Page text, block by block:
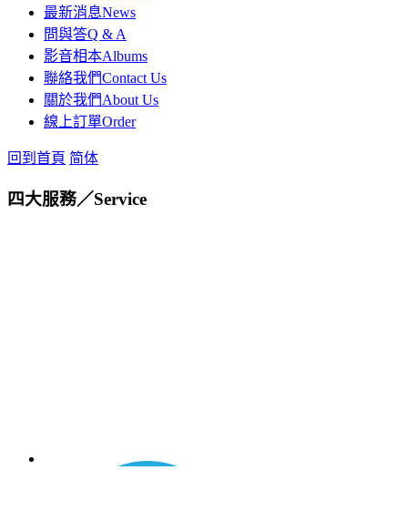
最新消息News
問與答Q & A
影音相本Albums
聯絡我們Contact Us
關於我們About Us
線上訂單Order
回到首頁 简体
四大服務／Service